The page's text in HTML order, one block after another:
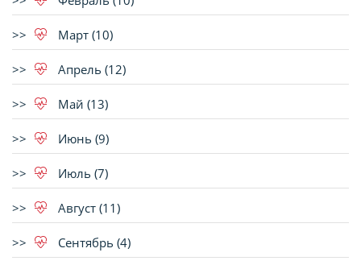
Март (10)
Апрель (12)
Май (13)
Июнь (9)
Июль (7)
Август (11)
Сентябрь (4)